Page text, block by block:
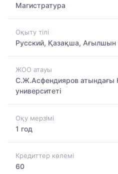
Магистратура
Оқыту тілі
Русский, Қазақша, Ағылшын
ЖОО атауы
С.Ж.Асфендияров атындағы
университеті
Оқу мерзімі
1 год
Кредиттер көлемі
60